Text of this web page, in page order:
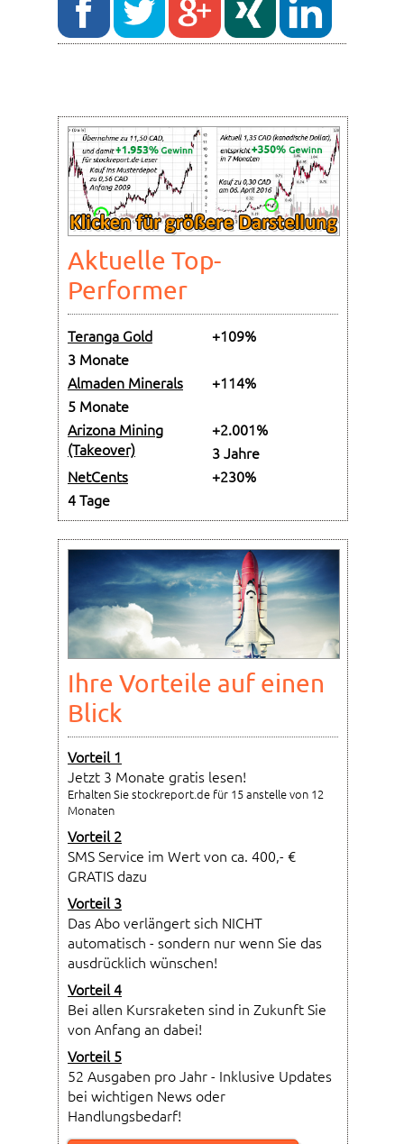
Aktuelle Top-
Performer
Teranga Gold
+109%
3 Monate
Almaden Minerals
+114%
5 Monate
Arizona Mining
(Takeover)
+2.001%
3 Jahre
NetCents
+230%
4 Tage
Ihre Vorteile auf einen
Blick
Vorteil 1
Jetzt 3 Monate gratis lesen!
Erhalten Sie stockreport.de für 15 anstelle von 12
Monaten
Vorteil 2
SMS Service im Wert von ca. 400,- €
GRATIS dazu
Vorteil 3
Das Abo verlängert sich NICHT
automatisch - sondern nur wenn Sie das
ausdrücklich wünschen!
Vorteil 4
Bei allen Kursraketen sind in Zukunft Sie
von Anfang an dabei!
Vorteil 5
52 Ausgaben pro Jahr - Inklusive Updates
bei wichtigen News oder
Handlungsbedarf!